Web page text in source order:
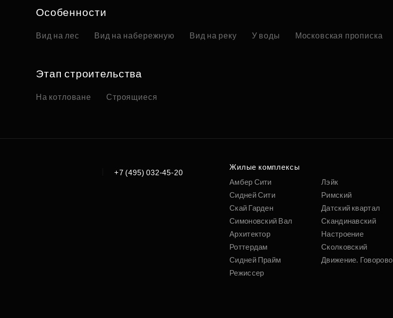
Особенности
Вид на лес Вид на набережную Вид на реку У воды Московская прописка
Этап строительства
На котловане Строящиеся
+7 (495) 032-45-20
Жилые комплексы
Амбер Сити
Сидней Сити
Скай Гарден
Симоновский Вал
Архитектор
Роттердам
Сидней Прайм
Режиссер
Лэйк
Римский
Датский квартал
Скандинавский
Настроение
Сколковский
Движение. Говорово